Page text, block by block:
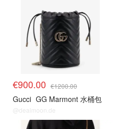
€900.00 €1200.00
Gucci GG Marmont 水桶包
@dealmoon.de